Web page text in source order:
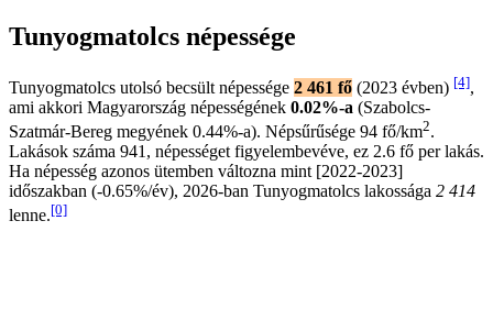
Tunyogmatolcs népessége
Tunyogmatolcs utolsó becsült népessége 2 461 fő (2023 évben) [4],
ami akkori Magyarország népességének 0.02%-a (Szabolcs-
Szatmár-Bereg megyének 0.44%-a). Népsűrűsége 94 fő/km2.
Lakások száma 941, népességet figyelembevéve, ez 2.6 fő per lakás.
Ha népesség azonos ütemben változna mint [2022-2023]
időszakban (-0.65%/év), 2026-ban Tunyogmatolcs lakossága 2 414
lenne.[0]